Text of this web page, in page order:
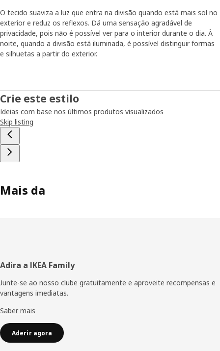
O tecido suaviza a luz que entra na divisão quando está mais sol no
exterior e reduz os reflexos. Dá uma sensação agradável de
privacidade, pois não é possível ver para o interior durante o dia. À
noite, quando a divisão está iluminada, é possível distinguir formas
e silhuetas a partir do exterior.
Crie este estilo
Ideias com base nos últimos produtos visualizados
Skip listing
Mais da
Rodapé
Adira a IKEA Family
Junte-se ao nosso clube gratuitamente e aproveite recompensas e
vantagens imediatas.
Saber mais
Aderir agora